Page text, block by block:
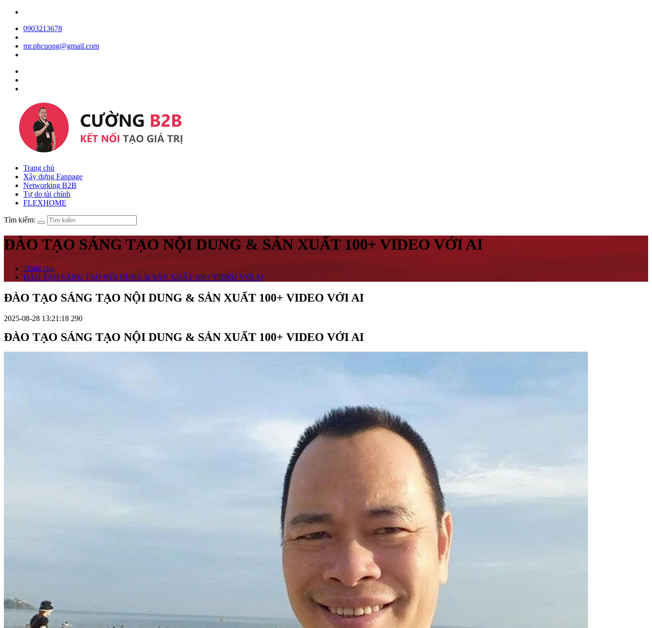
0903213678
mr.phcuong@gmail.com
Trang chủ
Xây dựng Fanpage
Networking B2B
Tự do tài chính
FLEXHOME
Tìm kiếm:
ĐÀO TẠO SÁNG TẠO NỘI DUNG & SẢN XUẤT 100+ VIDEO VỚI AI
Trang chủ
ĐÀO TẠO SÁNG TẠO NỘI DUNG & SẢN XUẤT 100+ VIDEO VỚI AI
ĐÀO TẠO SÁNG TẠO NỘI DUNG & SẢN XUẤT 100+ VIDEO VỚI AI
2025-08-28 13:21:18 290
ĐÀO TẠO SÁNG TẠO NỘI DUNG & SẢN XUẤT 100+ VIDEO VỚI AI